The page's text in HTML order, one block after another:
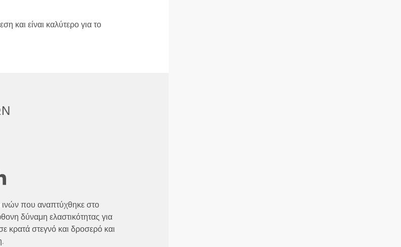
και είναι καλύτερο για το
ινών που αναπτύχθηκε στο
δύναμη ελαστικότητας για
κρατά στεγνό και δροσερό και